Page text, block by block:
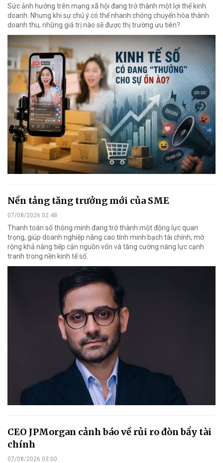
Sức ảnh hưởng trên mạng xã hội đang trở thành một lợi thế kinh
doanh. Nhưng khi sự chú ý có thể nhanh chóng chuyển hóa thành
doanh thu, những giá trị nào sẽ được thị trường ưu tiên?
Nền tảng tăng trưởng mới của SME
07/08/2026 02:48
Thanh toán số thông minh đang trở thành một động lực quan
trọng, giúp doanh nghiệp nâng cao tính minh bạch tài chính, mở
rộng khả năng tiếp cận nguồn vốn và tăng cường năng lực cạnh
tranh trong nền kinh tế số.
CEO JPMorgan cảnh báo về rủi ro đòn bẩy tài
chính
07/08/2026 03:00